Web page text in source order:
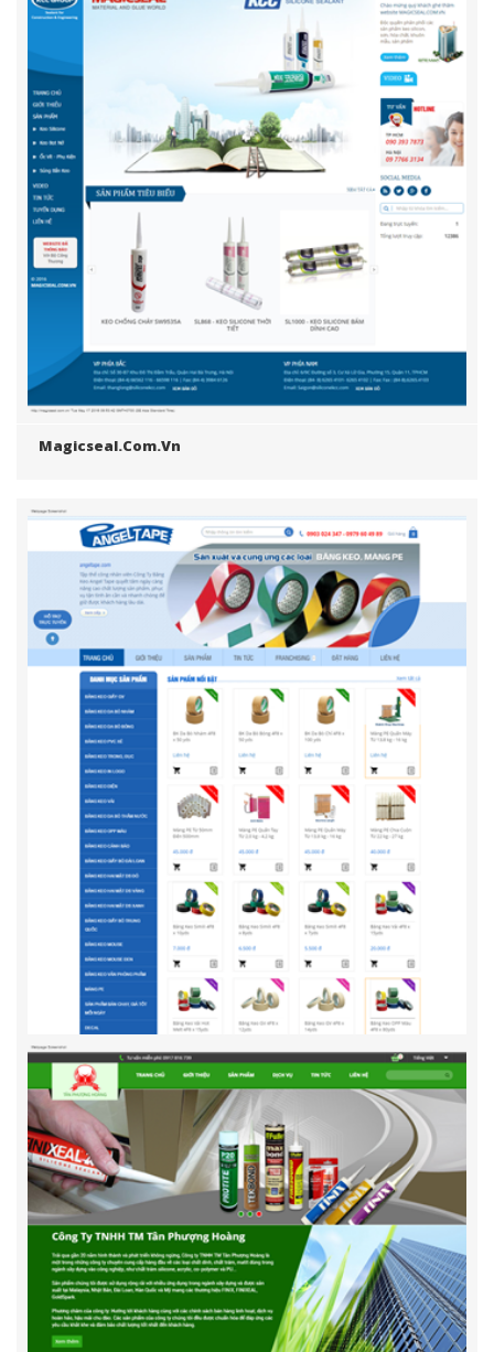
Muaregiaonhanh.com
Magicseal.com.vn